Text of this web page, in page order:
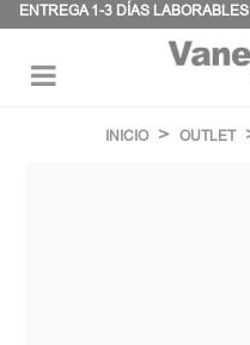
ENTREGA 1-3 DÍAS LABORABLES
palancaINICIO OUTLET
Panel de gestión de cookies